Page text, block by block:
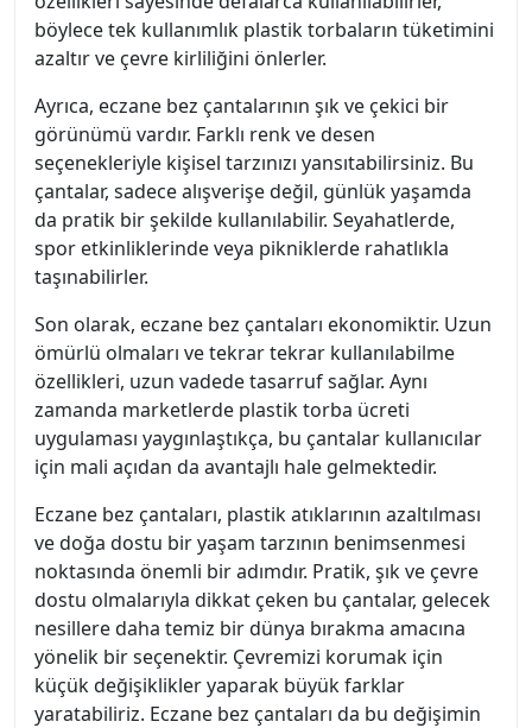
böylece tek kullanımlık plastik torbaların tüketimini
azaltır ve çevre kirliliğini önlerler.
Ayrıca, eczane bez çantalarının şık ve çekici bir
görünümü vardır. Farklı renk ve desen
seçenekleriyle kişisel tarzınızı yansıtabilirsiniz. Bu
çantalar, sadece alışverişe değil, günlük yaşamda
da pratik bir şekilde kullanılabilir. Seyahatlerde,
spor etkinliklerinde veya pikniklerde rahatlıkla
taşınabilirler.
Son olarak, eczane bez çantaları ekonomiktir. Uzun
ömürlü olmaları ve tekrar tekrar kullanılabilme
özellikleri, uzun vadede tasarruf sağlar. Aynı
zamanda marketlerde plastik torba ücreti
uygulaması yaygınlaştıkça, bu çantalar kullanıcılar
için mali açıdan da avantajlı hale gelmektedir.
Eczane bez çantaları, plastik atıklarının azaltılması
ve doğa dostu bir yaşam tarzının benimsenmesi
noktasında önemli bir adımdır. Pratik, şık ve çevre
dostu olmalarıyla dikkat çeken bu çantalar, gelecek
nesillere daha temiz bir dünya bırakma amacına
yönelik bir seçenektir. Çevremizi korumak için
küçük değişiklikler yaparak büyük farklar
yaratabiliriz. Eczane bez çantaları da bu değişimin